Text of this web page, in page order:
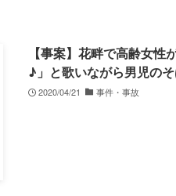
【事案】花畔で高齢女
♪」と歌いながら男児の
2020/04/21 事件・事故